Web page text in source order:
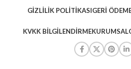
GIZLILIK POLITIKASIGERI
KVKK BILGILENDIRMEKURUMSAL